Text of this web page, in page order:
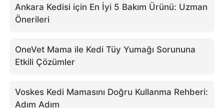
Ankara Kedisi için En İyi 5 Bakım Ürünü: Uzman
Önerileri
OneVet Mama ile Kedi Tüy Yumağı Sorununa
Etkili Çözümler
Voskes Kedi Mamasını Doğru Kullanma Rehberi:
Adım Adım